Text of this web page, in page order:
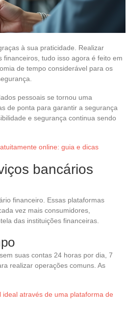
à sua praticidade. Realizar
tudo isso agora é feito em
de tempo considerável para os
pessoais se tornou uma
de ponta para garantir a segurança
e segurança continua sendo
online: guia e dicas
bancários
financeiro. Essas plataformas
vez mais consumidores,
das instituições financeiras.
suas contas 24 horas por dia, 7
realizar operações comuns. As
através de uma plataforma de